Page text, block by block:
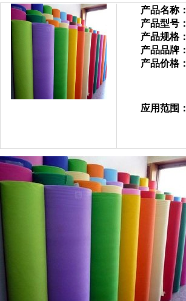
产品名称：
产品型号：
产品规格：
产品品牌：
产品价格：
应用范围：